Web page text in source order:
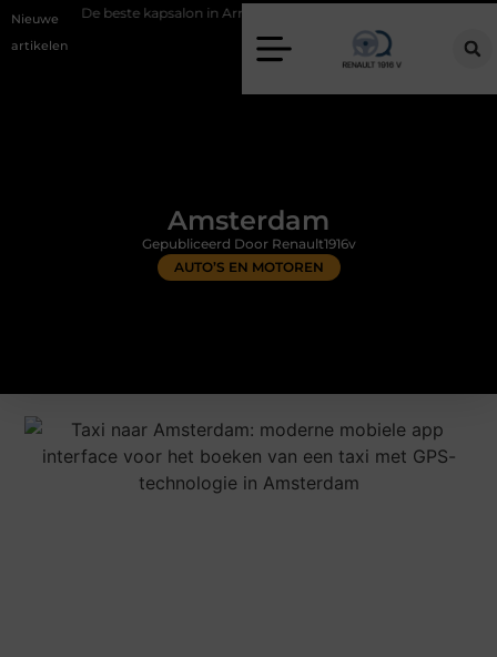
Nieuwe
artikelen
kapsalon in Arnhem: meer dan alleen een knipbeurt
Amsterdam
AUTO’S EN MOTOREN
Gepubliceerd Door Renault1916v